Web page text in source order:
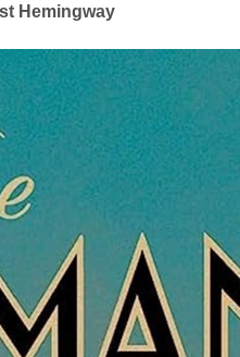
Hemingway